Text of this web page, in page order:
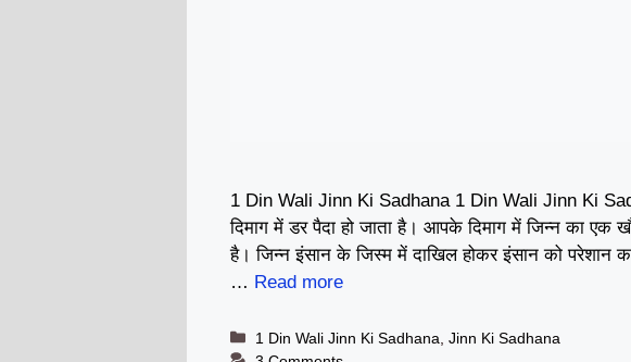
1 Din Wali Jinn Ki Sadhana 1 Din Wali Jinn Ki
दिमाग में डर पैदा हो जाता है। आपके दिमाग में जिन्न का
है। जिन्न इंसान के जिस्म में दाखिल होकर इंसान को
… Read more
Categories
1 Din Wali Jinn Ki Sadhana ,Jinn Ki Sadhana